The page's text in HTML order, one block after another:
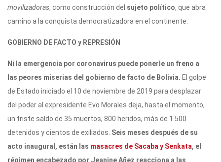
movilizadoras, como construcción del sujeto político, que abra
camino a la conquista democratizadora en el continente.
GOBIERNO DE FACTO y REPRESIÓN
Ni la emergencia por coronavirus puede ponerle un freno a
las peores miserias del gobierno de facto de Bolivia. El golpe
de Estado iniciado el 10 de noviembre de 2019 para desplazar
del poder al expresidente Evo Morales deja, hasta el momento,
un triste saldo de 35 muertos, 800 heridos, más de 1.500
detenidos y cientos de exiliados. Seis meses después de su
acto inaugural, están las masacres de Sacaba y Senkata, el
régimen encabezado por Jeanine Añez reacciona a las